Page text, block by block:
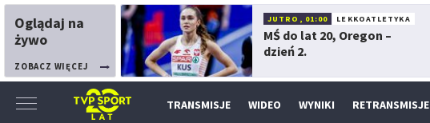
Oglądaj na
żywo
ZOBACZ WIĘCEJ
JUTRO, 01:00 LEKKOATLETYKA
MŚ do lat 20, Oregon –
dzień 2.
TRANSMISJE WIDEO WYNIKI RETRANSMISJE